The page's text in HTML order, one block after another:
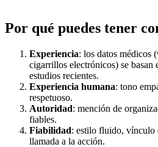
Por qué puedes tener
Experiencia: los datos médicos
cigarrillos electrónicos) se basan
estudios recientes.
Experiencia humana: tono
respetuoso.
Autoridad: mención de
fiables.
Fiabilidad: estilo fluido, vínculo
llamada a la acción.